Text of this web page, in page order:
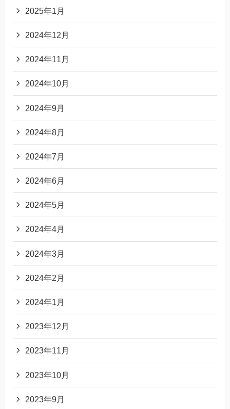
2025年1月
2024年12月
2024年11月
2024年10月
2024年9月
2024年8月
2024年7月
2024年6月
2024年5月
2024年4月
2024年3月
2024年2月
2024年1月
2023年12月
2023年11月
2023年10月
2023年9月